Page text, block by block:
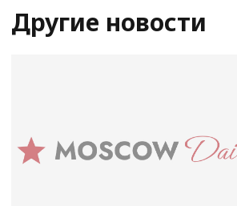
Другие новости